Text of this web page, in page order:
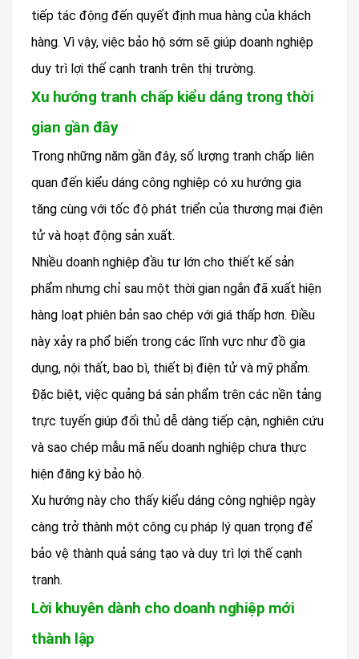
tiếp tác động đến quyết định mua hàng của khách
hàng. Vì vậy, việc bảo hộ sớm sẽ giúp doanh nghiệp
duy trì lợi thế cạnh tranh trên thị trường.
Xu hướng tranh chấp kiểu dáng trong thời
gian gần đây
Trong những năm gần đây, số lượng tranh chấp liên
quan đến kiểu dáng công nghiệp có xu hướng gia
tăng cùng với tốc độ phát triển của thương mại điện
tử và hoạt động sản xuất.
Nhiều doanh nghiệp đầu tư lớn cho thiết kế sản
phẩm nhưng chỉ sau một thời gian ngắn đã xuất hiện
hàng loạt phiên bản sao chép với giá thấp hơn. Điều
này xảy ra phổ biến trong các lĩnh vực như đồ gia
dụng, nội thất, bao bì, thiết bị điện tử và mỹ phẩm.
Đặc biệt, việc quảng bá sản phẩm trên các nền tảng
trực tuyến giúp đối thủ dễ dàng tiếp cận, nghiên cứu
và sao chép mẫu mã nếu doanh nghiệp chưa thực
hiện đăng ký bảo hộ.
Xu hướng này cho thấy kiểu dáng công nghiệp ngày
càng trở thành một công cụ pháp lý quan trọng để
bảo vệ thành quả sáng tạo và duy trì lợi thế cạnh
tranh.
Lời khuyên dành cho doanh nghiệp mới
thành lập